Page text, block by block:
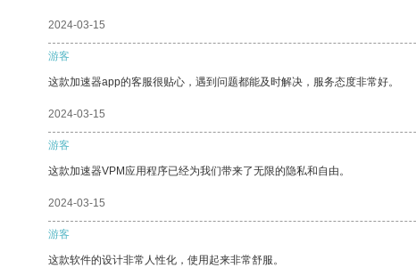
2024-03-15
游客
这款加速器app的客服很贴心，遇到问题都能及时解决，服务态度非常好。
2024-03-15
游客
这款加速器VPM应用程序已经为我们带来了无限的隐私和自由。
2024-03-15
游客
这款软件的设计非常人性化，使用起来非常舒服。